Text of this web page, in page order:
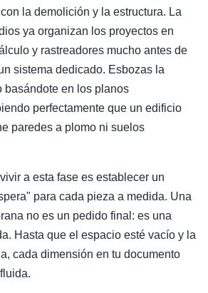
la demolición y la estructura. La
ya organizan los proyectos en
y rastreadores mucho antes de
sistema dedicado. Esbozas la
basándote en los planos
perfectamente que un edificio
paredes a plomo ni suelos
a esta fase es establecer un
para cada pieza a medida. Una
no es un pedido final: es una
Hasta que el espacio esté vacío y la
cada dimensión en tu documento